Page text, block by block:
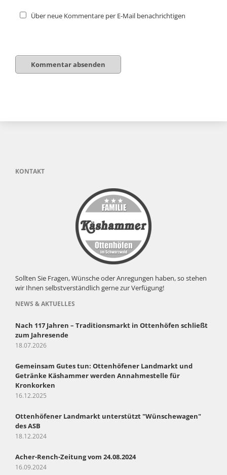
Über neue Kommentare per E-Mail benachrichtigen
Kommentar absenden
KONTAKT
Sollten Sie Fragen, Wünsche oder Anregungen haben, so stehen
wir Ihnen selbstverständlich gerne zur Verfügung!
NEWS & AKTUELLES
Nach 117 Jahren – Traditionsmarkt in Ottenhöfen schließt
zum Jahresende
18.07.2026
Gemeinsam Gutes tun: Ottenhöfener Landmarkt und
Getränke Käshammer werden Annahmestelle für
Kronkorken
16.12.2025
Ottenhöfener Landmarkt unterstützt "Wünschewagen"
des ASB
18.12.2024
Acher-Rench-Zeitung vom 24.08.2024
16.09.2024